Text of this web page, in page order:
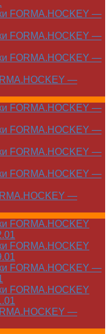
FORMA.HOCKEY —
FORMA.HOCKEY —
FORMA.HOCKEY —
—
FORMA.HOCKEY —
FORMA.HOCKEY —
FORMA.HOCKEY —
FORMA.HOCKEY —
—
FORMA.HOCKEY
FORMA.HOCKEY
FORMA.HOCKEY —
FORMA.HOCKEY
—